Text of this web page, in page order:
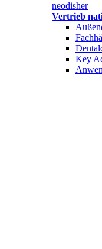
neodisher
Vertrieb
Key